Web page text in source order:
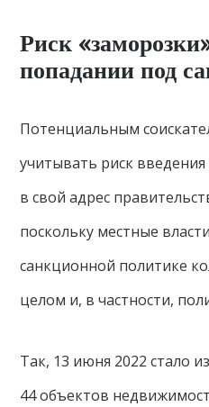
Риск
попадании под
Потенциальным
учитывать риск
в свой адрес
поскольку местные
санкционной политике
целом и, в частности,
Так, 13 июня 2022 стало
44 объектов